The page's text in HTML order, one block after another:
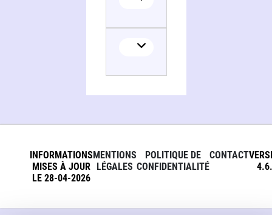
INFORMATIONS
MISES À JOUR
LE 28-04-2026
MENTIONS
LÉGALES
POLITIQUE DE
CONFIDENTIALITÉ
CONTACT